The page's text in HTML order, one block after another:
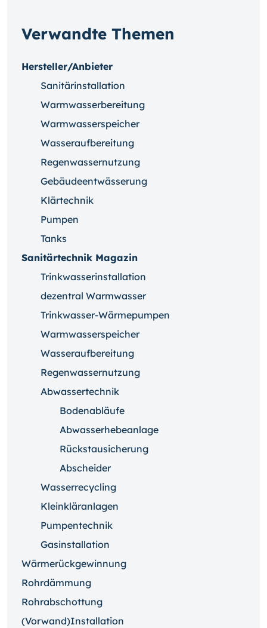
Verwandte Themen
Hersteller/Anbieter
Sanitärinstallation
Warmwasserbereitung
Warmwasserspeicher
Wasseraufbereitung
Regenwassernutzung
Gebäudeentwässerung
Klärtechnik
Pumpen
Tanks
Sanitärtechnik Magazin
Trinkwasserinstallation
dezentral Warmwasser
Trinkwasser-Wärmepumpen
Warmwasserspeicher
Wasseraufbereitung
Regenwassernutzung
Abwassertechnik
Bodenabläufe
Abwasserhebeanlage
Rückstausicherung
Abscheider
Wasserrecycling
Kleinkläranlagen
Pumpentechnik
Gasinstallation
Wärmerückgewinnung
Rohrdämmung
Rohrabschottung
(Vorwand)Installation